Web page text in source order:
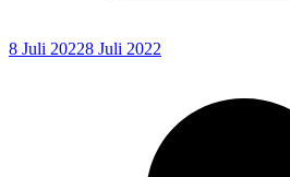
8 Juli 20228 Juli 2022